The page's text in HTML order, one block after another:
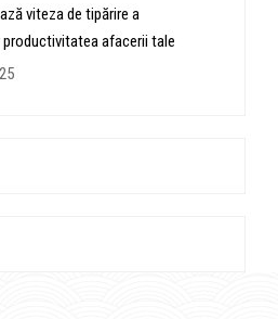
viteza de tipărire a
afacerii tale